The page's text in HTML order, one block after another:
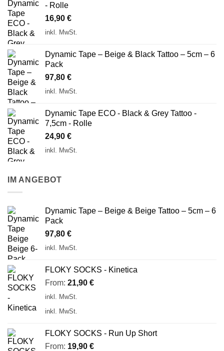
- Rolle
16,90 €
inkl. MwSt.
Dynamic Tape – Beige & Black Tattoo – 5cm – 6
Pack
97,80 €
inkl. MwSt.
Dynamic Tape ECO - Black & Grey Tattoo -
7,5cm - Rolle
24,90 €
inkl. MwSt.
IM ANGEBOT
Dynamic Tape – Beige & Beige Tattoo – 5cm – 6
Pack
97,80 €
inkl. MwSt.
FLOKY SOCKS - Kinetica
From: 21,90 €
inkl. MwSt.
inkl. MwSt.
FLOKY SOCKS - Run Up Short
From: 19,90 €